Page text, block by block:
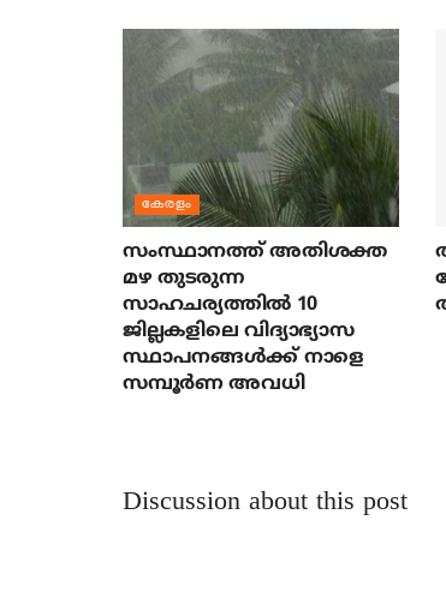
കേരളം
സംസ്ഥാനത്ത് അതിശക്ത
മഴ തുടരുന്ന
സാഹചര്യത്തിൽ 10
ജില്ലകളിലെ വിദ്യാഭ്യാസ
സ്ഥാപനങ്ങൾക്ക് നാളെ
സമ്പൂർണ അവധി
Discussion about this post